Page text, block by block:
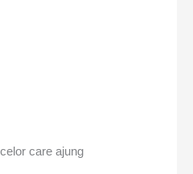
care ajung